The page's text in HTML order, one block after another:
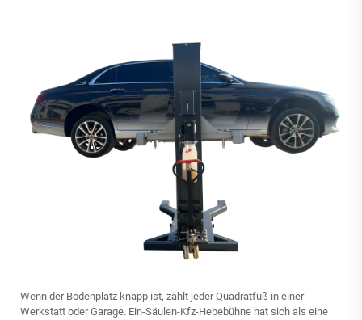
Wenn der Bodenplatz knapp ist, zählt jeder Quadratfuß in einer
Werkstatt oder Garage. Ein-Säulen-Kfz-Hebebühne hat sich als eine